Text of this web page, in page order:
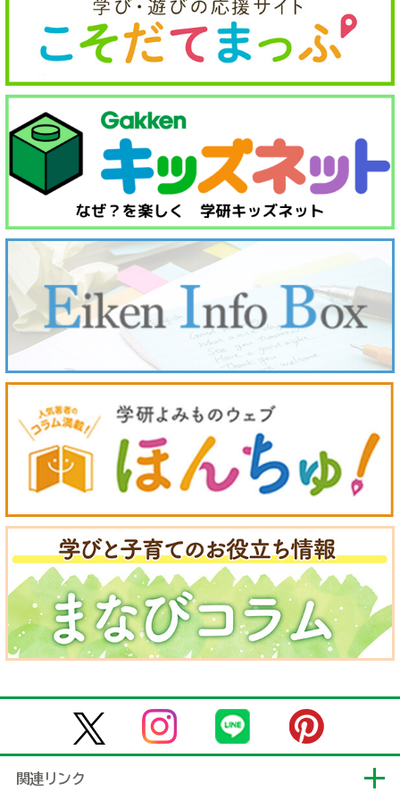
関連リンク